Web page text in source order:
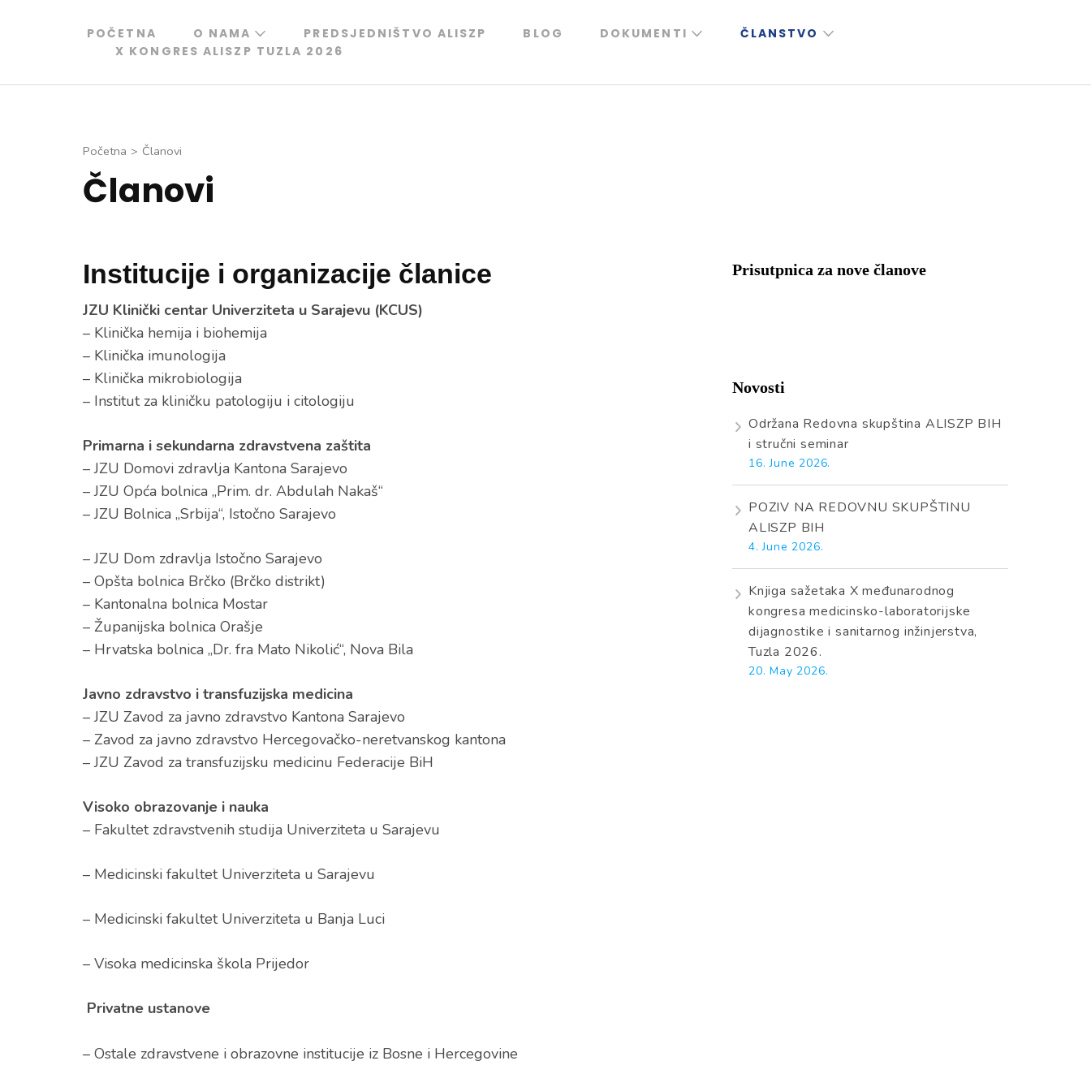
POČETNA O NAMA PREDSJEDNIŠTVO ALISZP BLOG DOKUMENTI
ČLANSTVO
X KONGRES ALISZP TUZLA 2026
Početna > Članovi
Članovi
Institucije i organizacije članice
JZU Klinički centar Univerziteta u Sarajevu (KCUS)
– Klinička hemija i biohemija
– Klinička imunologija
– Klinička mikrobiologija
– Institut za kliničku patologiju i citologiju
Primarna i sekundarna zdravstvena zaštita
– JZU Domovi zdravlja Kantona Sarajevo
– JZU Opća bolnica „Prim. dr. Abdulah Nakaš“
– JZU Bolnica „Srbija“, Istočno Sarajevo
– JZU Dom zdravlja Istočno Sarajevo
– Opšta bolnica Brčko (Brčko distrikt)
– Kantonalna bolnica Mostar
– Županijska bolnica Orašje
– Hrvatska bolnica „Dr. fra Mato Nikolić“, Nova Bila
Javno zdravstvo i transfuzijska medicina
– JZU Zavod za javno zdravstvo Kantona Sarajevo
– Zavod za javno zdravstvo Hercegovačko-neretvanskog kantona
– JZU Zavod za transfuzijsku medicinu Federacije BiH
Visoko obrazovanje i nauka
– Fakultet zdravstvenih studija Univerziteta u Sarajevu
– Medicinski fakultet Univerziteta u Sarajevu
– Medicinski fakultet Univerziteta u Banja Luci
– Visoka medicinska škola Prijedor
Privatne ustanove
– Ostale zdravstvene i obrazovne institucije iz Bosne i Hercegovine
Prisutpnica za nove članove
Novosti
Održana Redovna skupština ALISZP BIH
i stručni seminar
16. June 2026.
POZIV NA REDOVNU SKUPŠTINU
ALISZP BIH
4. June 2026.
Knjiga sažetaka X međunarodnog
kongresa medicinsko-laboratorijske
dijagnostike i sanitarnog inžinjerstva,
Tuzla 2026.
20. May 2026.